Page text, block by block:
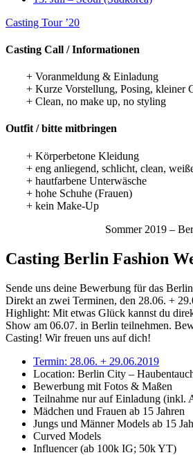
Casting Tour ’20
Casting Call / Informationen
+ Voranmeldung & Einladung
+ Kurze Vorstellung, Posing, kleiner
+ Clean, no make up, no styling
Outfit / bitte mitbringen
+ Körperbetone Kleidung
+ eng anliegend, schlicht, clean,
+ hautfarbene Unterwäsche
+ hohe Schuhe (Frauen)
+ kein Make-Up
Sommer 2019 –
Casting Berlin Fashion
Sende uns deine Bewerbung für das
Direkt an zwei Terminen, den 28.06. +
Highlight: Mit etwas Glück kannst du
Show am 06.07. in Berlin teilnehmen.
Casting! Wir freuen uns auf dich!
Termin: 28.06. + 29.06.2019
Location: Berlin City –
Bewerbung mit Fotos & Maßen
Teilnahme nur auf Einladung (inkl.
Mädchen und Frauen ab 15 Jahren
Jungs und Männer Models ab 15
Curved Models
Influencer (ab 100k IG; 50k YT)